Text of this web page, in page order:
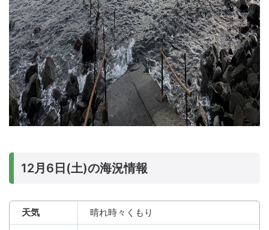
12月6日(土)の海況情報
天気 晴れ時々くもり